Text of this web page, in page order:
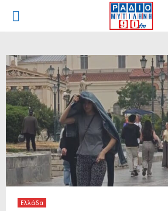
PRIMARY
Ελλάδα